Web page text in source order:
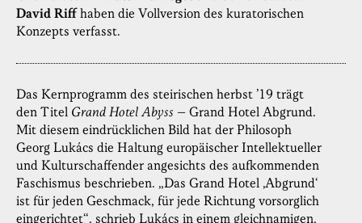
David Riffhaben die Vollversion des kuratorischen
Konzepts verfasst.
Das Kernprogramm des steirischen herbst ’19 trägt
den Titel Grand Hotel Abyss – Grand Hotel Abgrund.
Mit diesem eindrücklichen Bild hat der Philosoph
Georg Lukács die Haltung europäischer Intellektueller
und Kulturschaffender angesichts des aufkommenden
Faschismus beschrieben. „Das Grand Hotel ‚Abgrund‘
ist für jeden Geschmack, für jede Richtung vorsorglich
eingerichtet“, schrieb Lukács in einem gleichnamigen,